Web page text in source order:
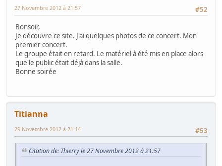
#52
27 Novembre 2012 à 21:57
Bonsoir,
Je découvre ce site. J'ai quelques photos de ce concert. Mon
premier concert.
Le groupe était en retard. Le matériel à été mis en place alors
que le public était déjà dans la salle.
Bonne soirée
Titianna
#53
29 Novembre 2012 à 21:14
Citation de: Thierry le 27 Novembre 2012 à 21:57